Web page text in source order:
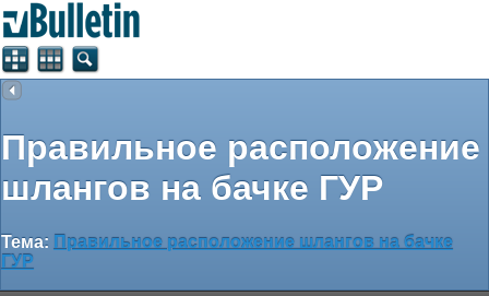
Правильное расположение
шлангов на бачке ГУР
Тема: Правильное расположение шлангов на бачке
ГУР